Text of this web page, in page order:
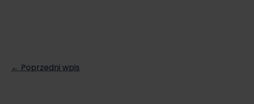
← Poprzedni wpis